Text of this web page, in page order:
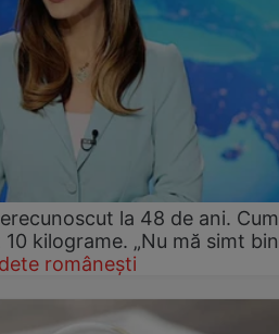
la 48 de ani. Cum
kilograme. „Nu mă simt
românești